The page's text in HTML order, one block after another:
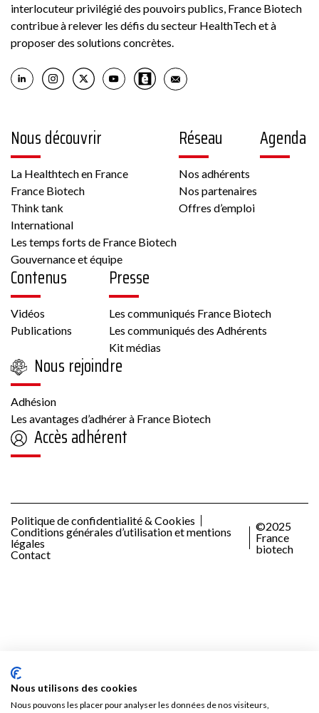
interlocuteur privilégié des pouvoirs publics, France Biotech
contribue à relever les défis du secteur HealthTech et à
proposer des solutions concrètes.
Nous découvrir
La Healthtech en France
France Biotech
Think tank
International
Les temps forts de France Biotech
Gouvernance et équipe
Réseau
Nos adhérents
Nos partenaires
Offres d’emploi
Agenda
Contenus
Vidéos
Publications
Presse
Les communiqués France Biotech
Les communiqués des Adhérents
Kit médias
Nous rejoindre
Adhésion
Les avantages d’adhérer à France Biotech
Accès adhérent
Politique de confidentialité & Cookies
Conditions générales d’utilisation et mentions
légales
Contact
©2025
France
biotech
Nous utilisons des cookies
Nous pouvons les placer pour analyser les données de nos visiteurs,